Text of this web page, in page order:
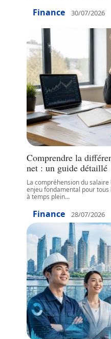
Finance 30/07/2026
Comprendre la
net : un guide détaillé
La compréhension du
enjeu fondamental pour
à temps plein…
Finance 28/07/2026